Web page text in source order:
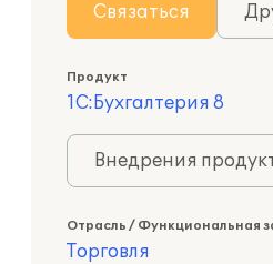
Связаться
Продукт
1С:Бухгалтерия 8
Внедрения
Отрасль / Функциональная
Торговля